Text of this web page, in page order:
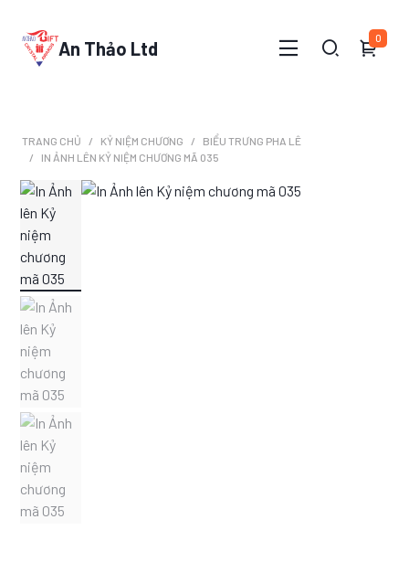
An Thảo Ltd 0
TRANG CHỦ KỶ NIỆM CHƯƠNG
BIỂU TRƯNG PHA LÊ
IN ẢNH LÊN KỶ NIỆM CHƯƠNG MÃ 035